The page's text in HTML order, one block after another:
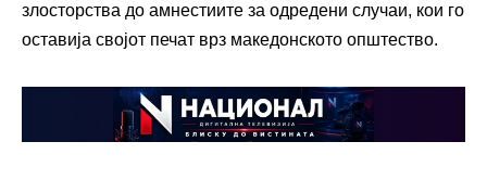
злосторства до амнестиите за одредени случаи, кои го
оставија својот печат врз македонското општество.